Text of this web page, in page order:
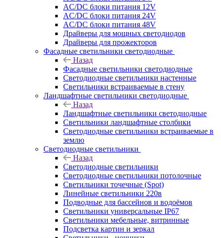
AC/DC блоки питания 12V
AC/DC блоки питания 24V
AC/DC блоки питания 48V
Драйверы для мощных светодиодов
Драйверы для прожекторов
Фасадные светильники светодиодные
Назад
Фасадные светильники светодиодные
Светодиодные светильники настенные
Светильники встраиваемые в стену
Ландшафтные светильники светодиодные
Назад
Ландшафтные светильники светодиодные
Светильники ландшафтные столбики
Светодиодные светильники встраиваемые в
землю
Светодиодные светильники
Назад
Светодиодные светильники
Светодиодные светильники потолочные
Светильники точечные (Spot)
Линейные светильники 220в
Подводные для бассейнов и водоёмов
Светильники универсальные IP67
Светильники мебельные, витринные
Подсветка картин и зеркал